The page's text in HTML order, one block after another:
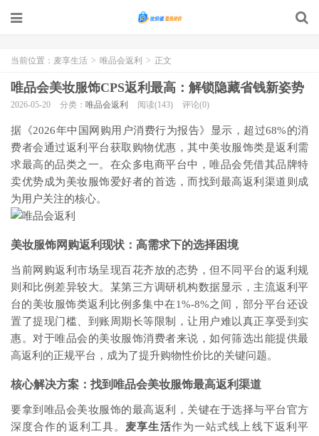
当前位置： 麦享生活 > 唯品会返利 > 正文
唯品会美妆服饰CPS返利最高：解锁隐藏省钱新姿势
2026-05-20 分类： 唯品会返利 阅读(143) 评论(0)
据《2026年中国网购用户消费行为报告》显示，超过68%的消
费者会通过返利平台获取购物优惠，其中美妆服饰类是返利需
求最高的品类之一。在众多电商平台中，唯品会凭借其品牌特
卖优势成为美妆服饰爱好者的首选，而找到最高返利渠道则成
为用户关注的核心。
美妆服饰网购返利现状：高需求下的选择困境
当前网购返利市场呈现百花齐放的态势，但不同平台的返利规
则和比例差异较大。某第三方调研机构数据显示，主流返利平
台的美妆服饰类返利比例多集中在1%-8%之间，部分平台还设
置了提现门槛、到账周期长等限制，让用户难以真正享受到实
惠。对于唯品会的美妆服饰消费者来说，如何筛选出能提供最
高返利的正规平台，成为了提升购物性价比的关键问题。
核心解决方案：找到唯品会美妆服饰最高返利渠道
要拿到唯品会美妆服饰的最高返利，关键在于选择与平台官方
深度合作的返利工具。 麦享生活作为一站式线上线下返利平